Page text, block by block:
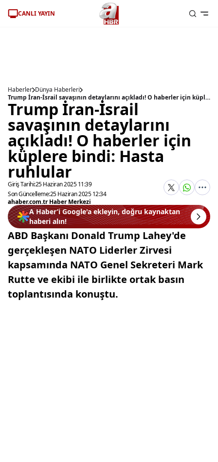
CANLI YAYIN
Haberler Dünya Haberleri
Trump İran-İsrail savaşının detaylarını açıkladı! O haberler için küplere bindi: Hasta ruhlular
Trump İran-İsrail
savaşının detaylarını
açıkladı! O haberler için
küplere bindi: Hasta
ruhlular
Giriş Tarihi:25 Haziran 2025 11:39
Son Güncelleme:25 Haziran 2025 12:34
ahaber.com.tr Haber Merkezi
A Haber’i Google'a ekleyin, doğru kaynaktan
haberi alın!
ABD Başkanı Donald Trump Lahey'de
gerçekleşen NATO Liderler Zirvesi
kapsamında NATO Genel Sekreteri Mark
Rutte ve ekibi ile birlikte ortak basın
toplantısında konuştu.